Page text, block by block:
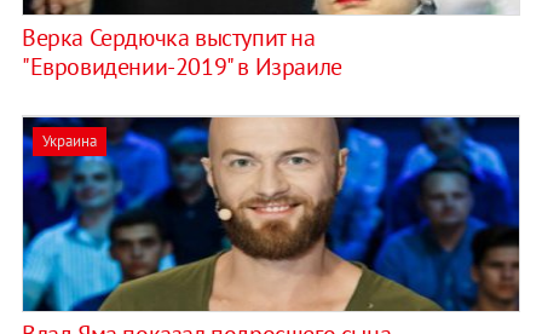
Верка Сердючка выступит на
"Евровидении-2019" в Израиле
Украина